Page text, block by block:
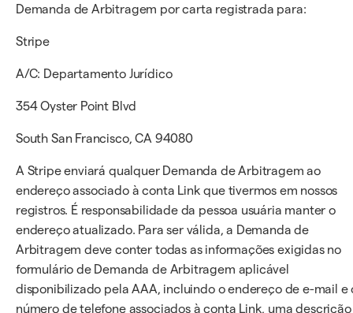
Demanda de Arbitragem por carta registrada para:
Stripe
A/C: Departamento Jurídico
354 Oyster Point Blvd
South San Francisco, CA 94080
A Stripe enviará qualquer Demanda de Arbitragem ao
endereço associado à conta Link que tivermos em nossos
registros. É responsabilidade da pessoa usuária manter o
endereço atualizado. Para ser válida, a Demanda de
Arbitragem deve conter todas as informações exigidas no
formulário de Demanda de Arbitragem aplicável
disponibilizado pela AAA, incluindo o endereço de e-mail e
número de telefone associados à conta Link, uma descrição